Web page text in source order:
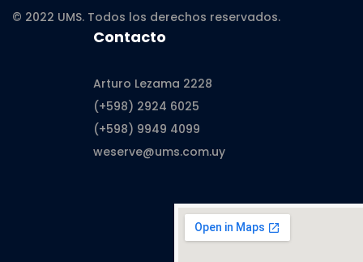
© 2022 UMS. Todos los derechos reservados.
Contacto
Arturo Lezama 2228
(+598) 2924 6025
(+598) 9949 4099
weserve@ums.com.uy